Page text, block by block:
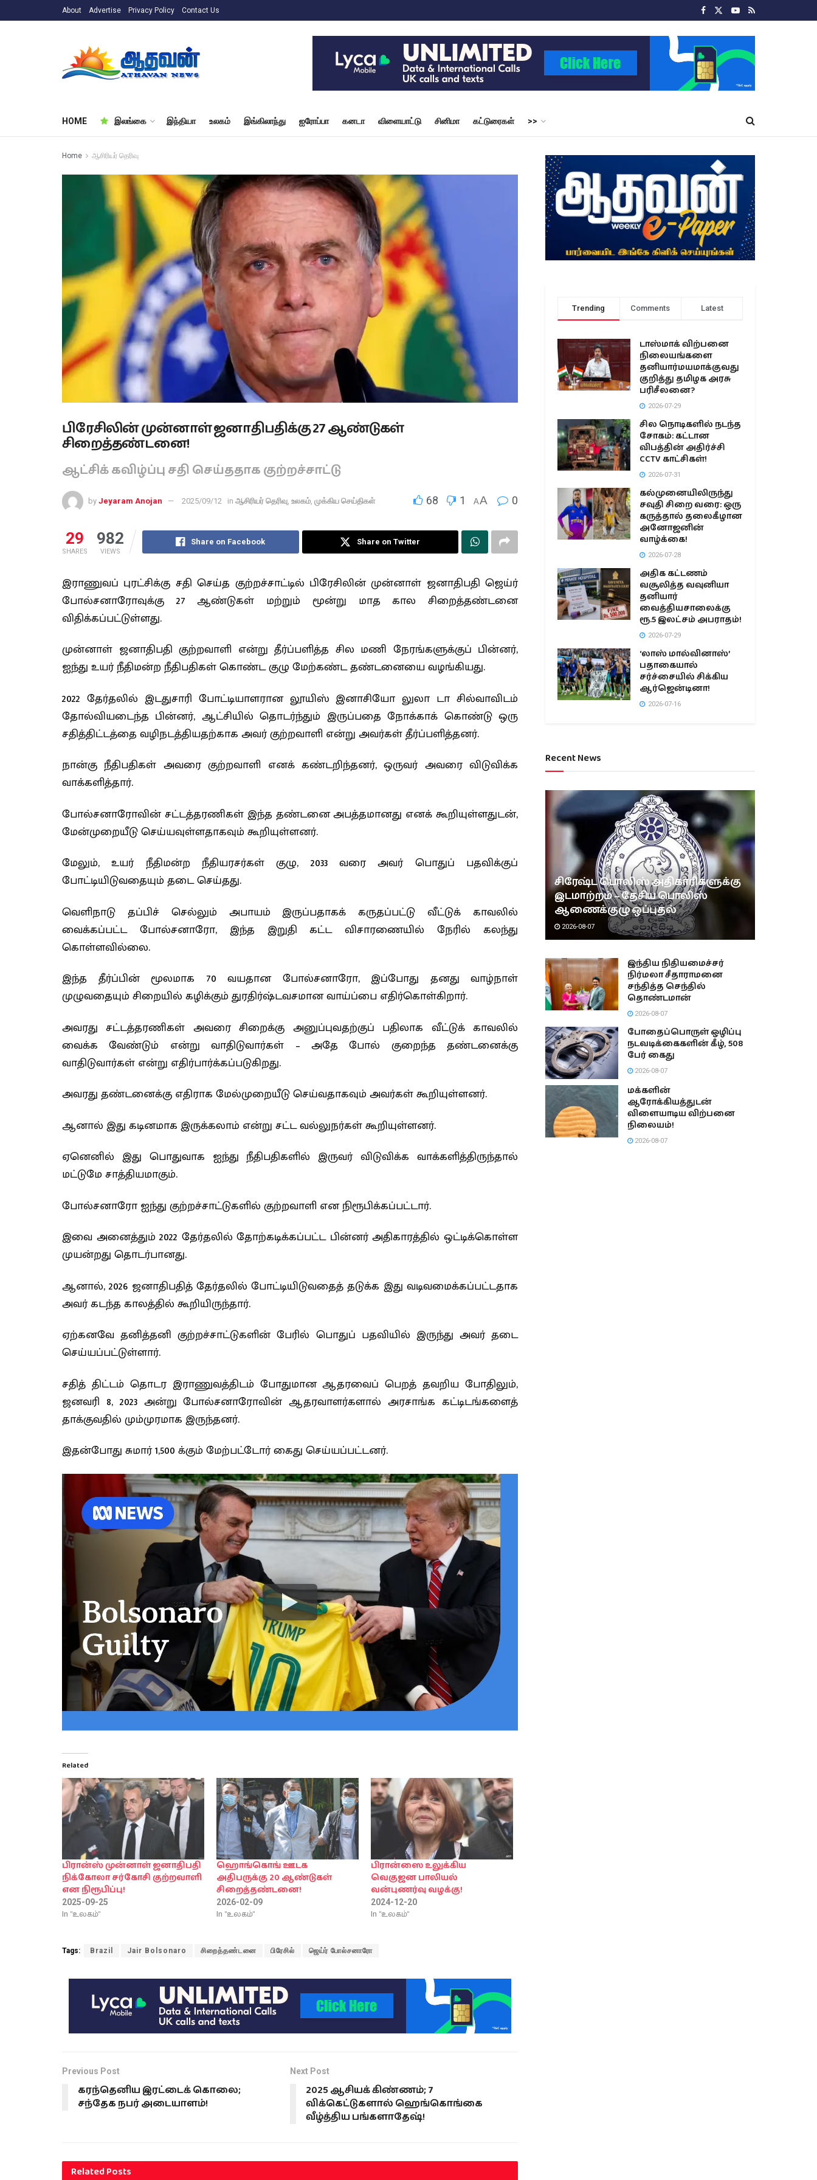
About Advertise Privacy Policy Contact Us
HOME இலங்கை இந்தியா உலகம் இங்கிலாந்து ஐரோப்பா கனடா விளையாட்டு சினிமா கட்டுரைகள் >>
Home ஆசிரியர் தெரிவு
பிரேசிலின் முன்னாள் ஜனாதிபதிக்கு 27 ஆண்டுகள்
சிறைத்தண்டனை!
ஆட்சிக் கவிழ்ப்பு சதி செய்ததாக குற்றச்சாட்டு
by Jeyaram Anojan 2025/09/12 in ஆசிரியர் தெரிவு உலகம் முக்கிய செய்திகள் 68 1 AA 0
29
SHARES
982
VIEWS
Share on Facebook Share on Twitter
இராணுவப் புரட்சிக்கு சதி செய்த குற்றச்சாட்டில் பிரேசிலின் முன்னாள் ஜனாதிபதி ஜெய்ர்
போல்சனாரோவுக்கு 27 ஆண்டுகள் மற்றும் மூன்று மாத கால சிறைத்தண்டனை
விதிக்கப்பட்டுள்ளது.
முன்னாள் ஜனாதிபதி குற்றவாளி என்று தீர்ப்பளித்த சில மணி நேரங்களுக்குப் பின்னர்,
ஐந்து உயர் நீதிமன்ற நீதிபதிகள் கொண்ட குழு மேற்கண்ட தண்டனையை வழங்கியது.
2022 தேர்தலில் இடதுசாரி போட்டியாளரான லூயிஸ் இனாசியோ லுலா டா சில்வாவிடம்
தோல்வியடைந்த பின்னர், ஆட்சியில் தொடர்ந்தும் இருப்பதை நோக்காக் கொண்டு ஒரு
சதித்திட்டத்தை வழிநடத்தியதற்காக அவர் குற்றவாளி என்று அவர்கள் தீர்ப்பளித்தனர்.
நான்கு நீதிபதிகள் அவரை குற்றவாளி எனக் கண்டறிந்தனர், ஒருவர் அவரை விடுவிக்க
வாக்களித்தார்.
போல்சனாரோவின் சட்டத்தரணிகள் இந்த தண்டனை அபத்தமானது எனக் கூறியுள்ளதுடன்,
மேன்முறையீடு செய்யவுள்ளதாகவும் கூறியுள்ளனர்.
மேலும், உயர் நீதிமன்ற நீதியரசர்கள் குழு, 2033 வரை அவர் பொதுப் பதவிக்குப்
போட்டியிடுவதையும் தடை செய்தது.
வெளிநாடு தப்பிச் செல்லும் அபாயம் இருப்பதாகக் கருதப்பட்டு வீட்டுக் காவலில்
வைக்கப்பட்ட போல்சனாரோ, இந்த இறுதி கட்ட விசாரணையில் நேரில் கலந்து
கொள்ளவில்லை.
இந்த தீர்ப்பின் மூலமாக 70 வயதான போல்சனாரோ, இப்போது தனது வாழ்நாள்
முழுவதையும் சிறையில் கழிக்கும் துரதிர்ஷ்டவசமான வாய்ப்பை எதிர்கொள்கிறார்.
அவரது சட்டத்தரணிகள் அவரை சிறைக்கு அனுப்புவதற்குப் பதிலாக வீட்டுக் காவலில்
வைக்க வேண்டும் என்று வாதிடுவார்கள் – அதே போல் குறைந்த தண்டனைக்கு
வாதிடுவார்கள் என்று எதிர்பார்க்கப்படுகிறது.
அவரது தண்டனைக்கு எதிராக மேல்முறையீடு செய்வதாகவும் அவர்கள் கூறியுள்ளனர்.
ஆனால் இது கடினமாக இருக்கலாம் என்று சட்ட வல்லுநர்கள் கூறியுள்ளனர்.
ஏனெனில் இது பொதுவாக ஐந்து நீதிபதிகளில் இருவர் விடுவிக்க வாக்களித்திருந்தால்
மட்டுமே சாத்தியமாகும்.
போல்சனாரோ ஐந்து குற்றச்சாட்டுகளில் குற்றவாளி என நிரூபிக்கப்பட்டார்.
இவை அனைத்தும் 2022 தேர்தலில் தோற்கடிக்கப்பட்ட பின்னர் அதிகாரத்தில் ஒட்டிக்கொள்ள
முயன்றது தொடர்பானது.
ஆனால், 2026 ஜனாதிபதித் தேர்தலில் போட்டியிடுவதைத் தடுக்க இது வடிவமைக்கப்பட்டதாக
அவர் கடந்த காலத்தில் கூறியிருந்தார்.
ஏற்கனவே தனித்தனி குற்றச்சாட்டுகளின் பேரில் பொதுப் பதவியில் இருந்து அவர் தடை
செய்யப்பட்டுள்ளார்.
சதித் திட்டம் தொடர இராணுவத்திடம் போதுமான ஆதரவைப் பெறத் தவறிய போதிலும்,
ஜனவரி 8, 2023 அன்று போல்சனாரோவின் ஆதரவாளர்களால் அரசாங்க கட்டிடங்களைத்
தாக்குவதில் மும்முரமாக இருந்தனர்.
இதன்‍போது சுமார் 1,500 க்கும் மேற்பட்டோர் கைது செய்யப்பட்டனர்.
Related
பிரான்ஸ் முன்னாள் ஜனாதிபதி
நிக்கோலா சர்கோசி குற்றவாளி
என நிரூபிப்பு!
2025-09-25
In "உலகம்"
ஹொங்கொங் ஊடக
அதிபருக்கு 20 ஆண்டுகள்
சிறைத்தண்டனை!
2026-02-09
In "உலகம்"
பிரான்ஸை உலுக்கிய
வெகுஜன பாலியல்
வன்புணர்வு வழக்கு!
2024-12-20
In "உலகம்"
Tags: Brazil Jair Bolsonaro சிறைத்தண்டனை பிரேசில் ஜெய்ர் போல்சனாரோ
Previous Post
கரந்தெனிய இரட்டைக் கொலை;
சந்தேக நபர் அடையாளம்!
Next Post
2025 ஆசியக் கிண்ணம்; 7
விக்கெட்டுகளால் ஹெங்கொங்கை
வீழ்த்திய பங்களாதேஷ்!
RelatedPosts
Trending Comments Latest
டாஸ்மாக் விற்பனை
நிலையங்களை
தனியார்மயமாக்குவது
குறித்து தமிழக அரசு
பரிசீலனை?
2026-07-29
சில நொடிகளில் நடந்த
சோகம்: கட்டான
விபத்தின் அதிர்ச்சி
CCTV காட்சிகள்!
2026-07-31
கல்முனையிலிருந்து
சவுதி சிறை வரை: ஒரு
கருத்தால் தலைகீழான
அனோஜனின்
வாழ்க்கை!
2026-07-28
அதிக கட்டணம்
வசூலித்த வவுனியா
தனியார்
வைத்தியசாலைக்கு
ரூ.5 இலட்சம் அபராதம்!
2026-07-29
‘லாஸ் மால்வினாஸ்’
பதாகையால்
சர்ச்சையில் சிக்கிய
ஆர்ஜென்டினா!
2026-07-16
Recent News
சிரேஷ்ட பொலிஸ் அதிகாரிகளுக்கு
இடமாற்றம் – தேசிய பொலிஸ்
ஆணைக்குழு ஒப்புதல்
2026-08-07
இந்திய நிதியமைச்சர்
நிர்மலா சீதாராமனை
சந்தித்த செந்தில்
தொண்டமான்
2026-08-07
போதைப்பொருள் ஒழிப்பு
நடவடிக்கைகளின் கீழ், 508
பேர் கைது
2026-08-07
மக்களின்
ஆரோக்கியத்துடன்
விளையாடிய விற்பனை
நிலையம்!
2026-08-07